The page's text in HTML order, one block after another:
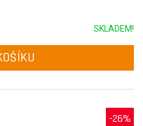
SKLADEM!
-26%